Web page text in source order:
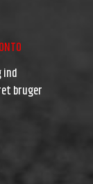
ind
bruger